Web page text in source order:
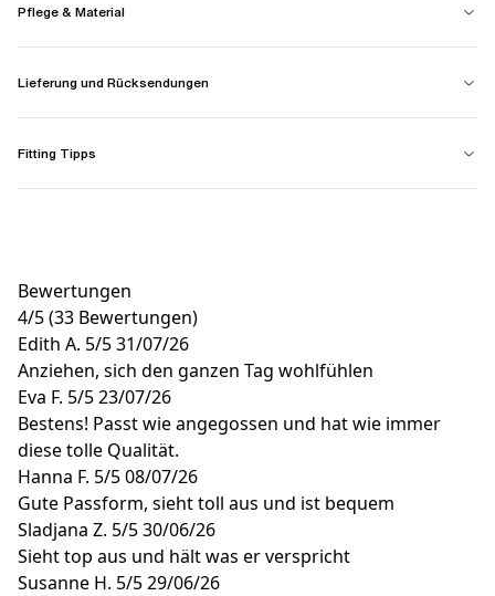
Pflege & Material
Lieferung und Rücksendungen
Fitting Tipps
Bewertungen
4/5(33 Bewertungen)
Edith A. 5/531/07/26
Anziehen, sich den ganzen Tag wohlfühlen
Eva F. 5/523/07/26
Bestens! Passt wie angegossen und hat wie immer
diese tolle Qualität.
Hanna F. 5/508/07/26
Gute Passform, sieht toll aus und ist bequem
Sladjana Z. 5/530/06/26
Sieht top aus und hält was er verspricht
Susanne H. 5/529/06/26